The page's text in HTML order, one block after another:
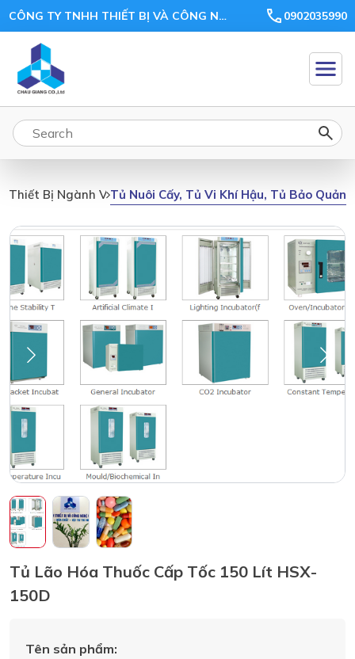
CÔNG TY TNHH THIẾT BỊ VÀ CÔNG NGHỆ CHÂU GIANG 0902035990
Thiết Bị Ngành Vi Sinh, Môi TrườngTủ Nuôi Cấy, Tủ Vi Khí Hậu, Tủ Bảo
Tủ Lão Hóa Thuốc Cấp Tốc 150 Lít HSX-
150D
Tên sản phẩm: